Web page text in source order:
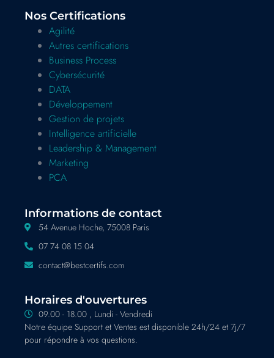
Nos Certifications
Agilité
Autres certifications
Business Process
Cybersécurité
DATA
Développement
Gestion de projets
Intelligence artificielle
Leadership & Management
Marketing
PCA
Informations de contact
54 Avenue Hoche, 75008 Paris
07 74 08 15 04
contact@bestcertifs.com
Horaires d'ouvertures
09.00 - 18.00 , Lundi - Vendredi
Notre équipe Support et Ventes est disponible 24h/24 et 7j/7
pour répondre à vos questions.